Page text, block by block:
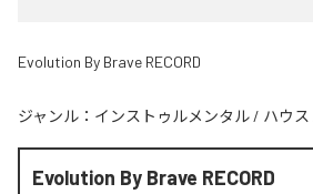
Evolution By Brave RECORD
ジャンル： インストゥルメンタル / ハウス
Evolution By Brave RECORD